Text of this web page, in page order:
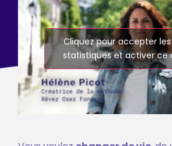
Cliquez pour accepter
statistiques et activer ce